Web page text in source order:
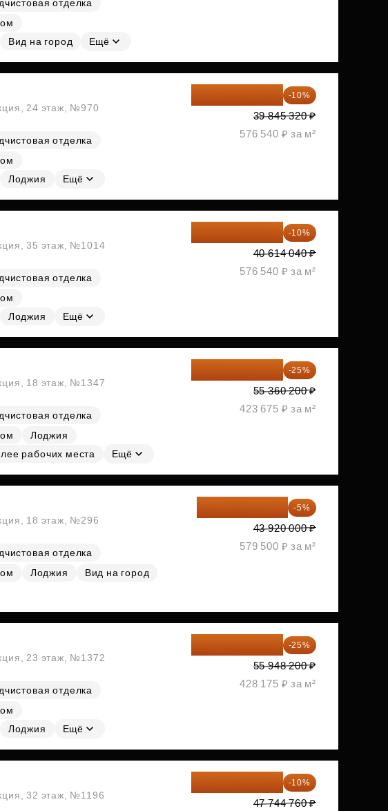
отделка
Вид на город Ещё
24 этаж, №970
отделка
Лоджия Ещё
-10%
39 845 320 ₽
576 540 ₽ за м²
35 этаж, №1014
отделка
Лоджия Ещё
-10%
40 614 040 ₽
576 540 ₽ за м²
18 этаж, №1347
отделка
Лоджия
рабочих места
Ещё
-25%
55 360 200 ₽
423 675 ₽ за м²
18 этаж, №296
отделка
Лоджия
Вид на город
41 724 000 ₽ -5%
43 920 000 ₽
579 500 ₽ за м²
23 этаж, №1372
отделка
Лоджия Ещё
-25%
55 948 200 ₽
428 175 ₽ за м²
32 этаж, №1196
-10%
47 744 760 ₽